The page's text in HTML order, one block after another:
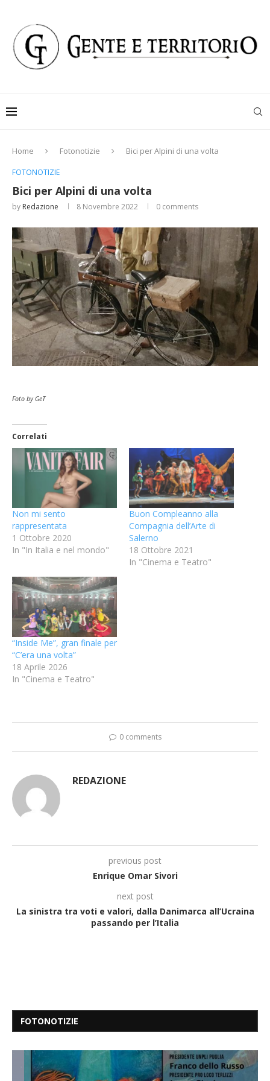
Home Fotonotizie Bici per Alpini di una volta
FOTONOTIZIE
Bici per Alpini di una volta
by Redazione 8 Novembre 2022 0 comments
Foto by GeT
Correlati
Non mi sento
rappresentata
1 Ottobre 2020
In "In Italia e nel mondo"
Buon Compleanno alla
Compagnia dell’Arte di
Salerno
18 Ottobre 2021
In "Cinema e Teatro"
“Inside Me”, gran finale per
“C’era una volta”
18 Aprile 2026
In "Cinema e Teatro"
0 comments
REDAZIONE
previous post
Enrique Omar Sivori
next post
La sinistra tra voti e valori, dalla Danimarca all’Ucraina
passando per l’Italia
FOTONOTIZIE